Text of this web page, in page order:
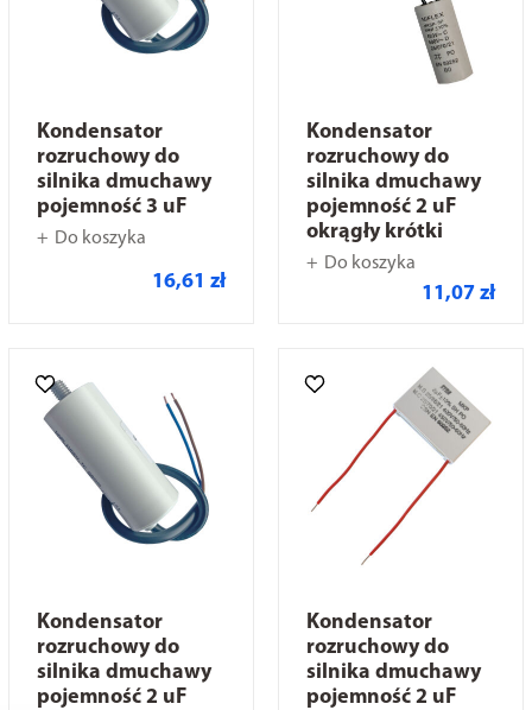
Kondensator
rozruchowy do
silnika dmuchawy
pojemność 3 uF
Do koszyka
16,61 zł
Kondensator
rozruchowy do
silnika dmuchawy
pojemność 2 uF
okrągły krótki
Do koszyka
11,07 zł
Kondensator
rozruchowy do
silnika dmuchawy
pojemność 2 uF
Kondensator
rozruchowy do
silnika dmuchawy
pojemność 2 uF